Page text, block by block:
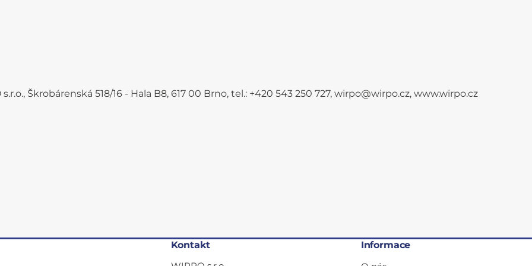
s.r.o., Škrobárenská 518/16 - Hala B8, 617 00 Brno, tel.: +420 543 250 727, wirpo@wirpo.cz, www.wirpo.cz
Kontakt Informace